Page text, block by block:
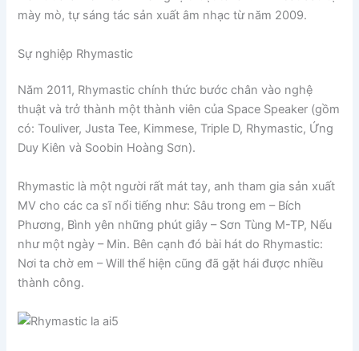
mày mò, tự sáng tác sản xuất âm nhạc từ năm 2009.
Sự nghiệp Rhymastic
Năm 2011, Rhymastic chính thức bước chân vào nghệ
thuật và trở thành một thành viên của Space Speaker (gồm
có: Touliver, Justa Tee, Kimmese, Triple D, Rhymastic, Ứng
Duy Kiên và Soobin Hoàng Sơn).
Rhymastic là một người rất mát tay, anh tham gia sản xuất
MV cho các ca sĩ nổi tiếng như: Sâu trong em – Bích
Phương, Bình yên những phút giây – Sơn Tùng M-TP, Nếu
như một ngày – Min. Bên cạnh đó bài hát do Rhymastic:
Nơi ta chờ em – Will thể hiện cũng đã gặt hái được nhiều
thành công.